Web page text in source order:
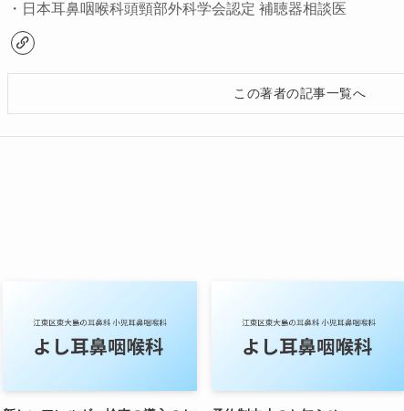
・日本耳鼻咽喉科頭頸部外科学会認定 補聴器相談医
この著者の記事一覧へ